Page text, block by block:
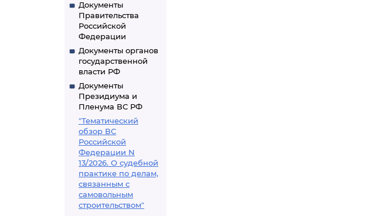
Документы
Правительства
Российской
Федерации
Документы органов
государственной
власти РФ
Документы
Президиума и
Пленума ВС РФ
"Тематический
обзор ВС
Российской
Федерации N
13/2026. О судебной
практике по делам,
связанным с
самовольным
строительством"